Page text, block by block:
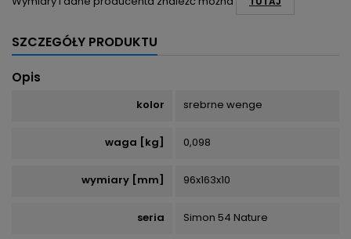
SZCZEGÓŁY PRODUKTU
Opis
kolor srebrne wenge
waga [kg] 0,098
wymiary [mm] 96x163x10
seria Simon 54 Nature